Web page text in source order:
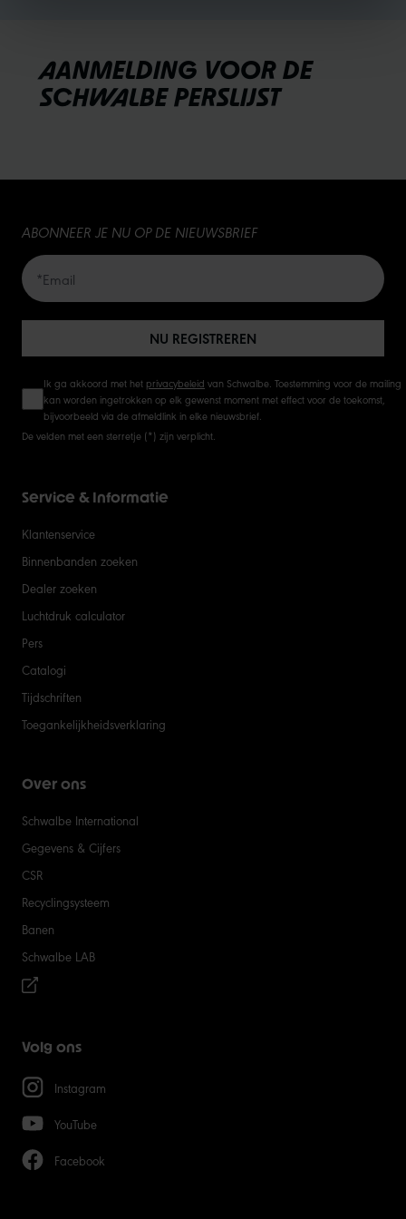
AANMELDING VOOR DE
SCHWALBE PERSLIJST
ABONNEER JE NU OP DE NIEUWSBRIEF
NU REGISTREREN
Ik ga akkoord met het privacybeleid van Schwalbe. Toestemming voor de mailing
kan worden ingetrokken op elk gewenst moment met effect voor de toekomst,
bijvoorbeeld via de afmeldlink in elke nieuwsbrief.
De velden met een sterretje (*) zijn verplicht.
Service & Informatie
Klantenservice
Binnenbanden zoeken
Dealer zoeken
Luchtdruk calculator
Pers
Catalogi
Tijdschriften
Toegankelijkheidsverklaring
Over ons
Schwalbe International
Gegevens & Cijfers
CSR
Recyclingsysteem
Banen
Schwalbe LAB
Volg ons
Instagram
YouTube
Facebook